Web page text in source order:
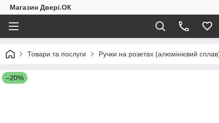
Магазин Двері.ОК
Товари та послуги Ручки на розетах (алюмінієвий
–20%